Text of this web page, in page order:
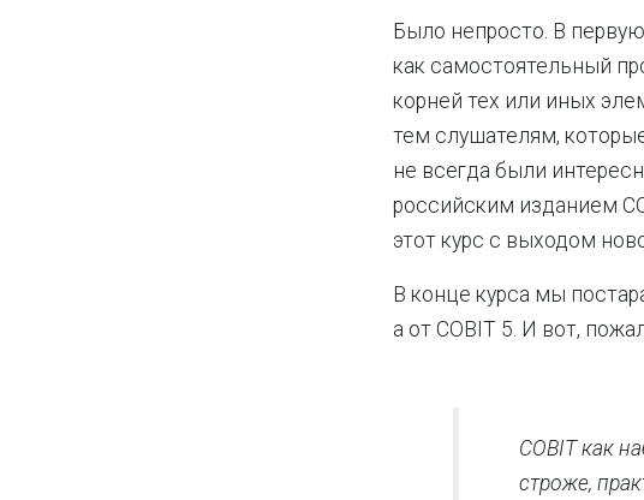
Было непросто. В
как самостоятельный
корней тех или иных
тем слушателям,
не всегда были
российским изданием
этот курс с выходом
В конце курса мы
а от COBIT 5. И вот,
COBIT как
строже,